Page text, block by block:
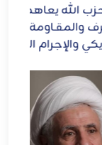
الشهيد: لن
الطاغوت